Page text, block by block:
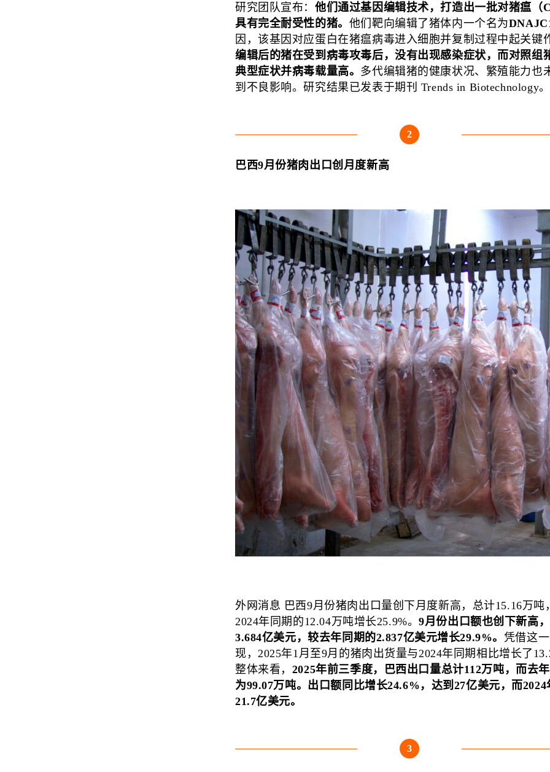
研究团队宣布：他们通过基因编辑技术，打造出一批对猪瘟（
具有完全耐受性的猪。 他们靶向编辑了猪体内一个名为
因，该基因对应蛋白在猪瘟病毒进入细胞并复制过程中起关键
编辑后的猪在受到病毒攻毒后，没有出现感染症状，而对照组
典型症状并病毒载量高。 多代编辑猪的健康状况、繁殖能力也
到不良影响。研究结果已发表于期刊 Trends in Biotechnology。
2
巴西9月份猪肉出口创月度新高
外网消息 巴西9月份猪肉出口量创下月度新高，总计15.16万吨
2024年同期的12.04万吨增长25.9%。9月份出口额也创下新高
3.684亿美元，较去年同期的2.837亿美元增长29.9%。 凭借这
现，2025年1月至9月的猪肉出货量与2024年同期相比增长了
整体来看， 2025年前三季度，巴西出口量总计112万吨，而去
为99.07万吨。出口额同比增长24.6%，达到27亿美元，而2024
21.7亿美元。
3